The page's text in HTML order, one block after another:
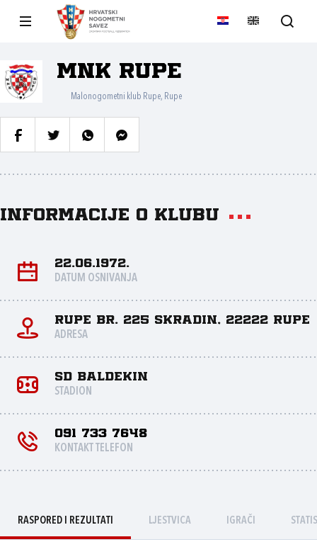
MNK Rupe
Malonogometni klub Rupe, Rupe
Informacije o klubu
22.06.1972.
DATUM OSNIVANJA
Rupe br. 225 Skradin, 22222 Rupe
ADRESA
SD Baldekin
STADION
091 733 7648
KONTAKT TELEFON
RASPORED I REZULTATI LJESTVICA IGRAČI